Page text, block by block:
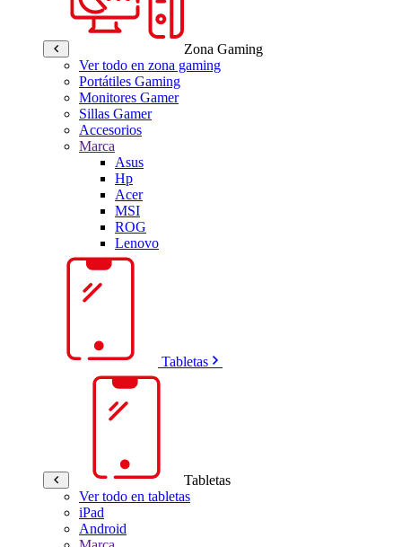
Zona Gaming
Ver todo en zona gaming
Portátiles Gaming
Monitores Gamer
Sillas Gamer
Accesorios
Marca
Asus
Hp
Acer
MSI
ROG
Lenovo
Tabletas
Tabletas
Ver todo en tabletas
iPad
Android